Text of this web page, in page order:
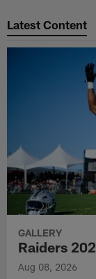
Latest Content
GALLERY
Raiders
Aug 08, 2026